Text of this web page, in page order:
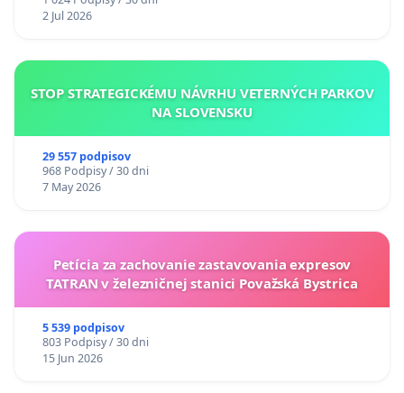
2 Jul 2026
STOP STRATEGICKÉMU NÁVRHU VETERNÝCH PARKOV
NA SLOVENSKU
29 557 podpisov
968 Podpisy / 30 dni
7 May 2026
Petícia za zachovanie zastavovania expresov
TATRAN v železničnej stanici Považská Bystrica
5 539 podpisov
803 Podpisy / 30 dni
15 Jun 2026